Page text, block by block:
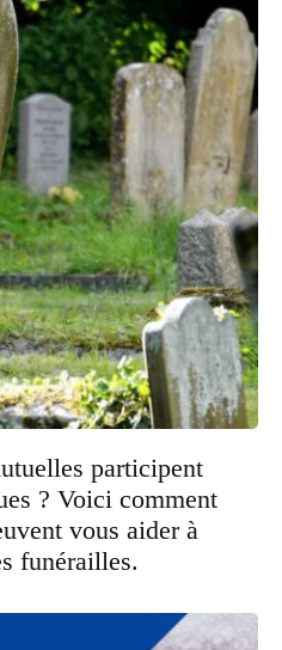
participent
? Voici comment
vous aider à
funérailles.